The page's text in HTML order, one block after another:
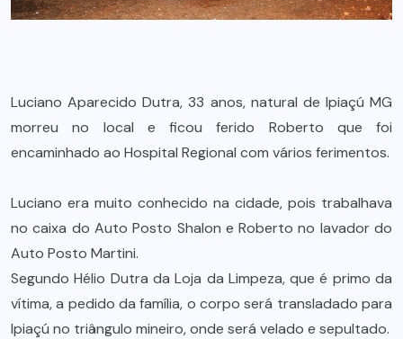
Luciano Aparecido Dutra, 33 anos, natural de Ipiaçú MG
morreu no local e ficou ferido Roberto que foi
encaminhado ao Hospital Regional com vários ferimentos.
Luciano era muito conhecido na cidade, pois trabalhava
no caixa do Auto Posto Shalon e Roberto no lavador do
Auto Posto Martini.
Segundo Hélio Dutra da Loja da Limpeza, que é primo da
vítima, a pedido da família, o corpo será transladado para
Ipiaçú no triângulo mineiro, onde será velado e sepultado.